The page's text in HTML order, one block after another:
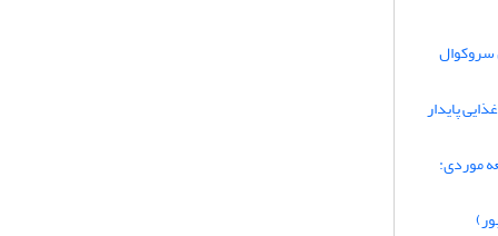
سروکوال
پایدار
موردی: